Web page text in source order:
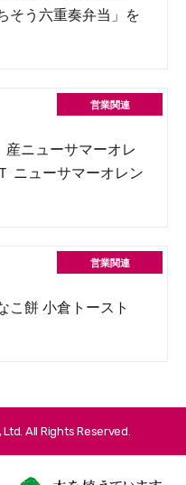
そう六重奏弁当」を
ニューサマーオレ
ニューサマーオレン
こ餅 小倉トースト
All Rights Reserved.